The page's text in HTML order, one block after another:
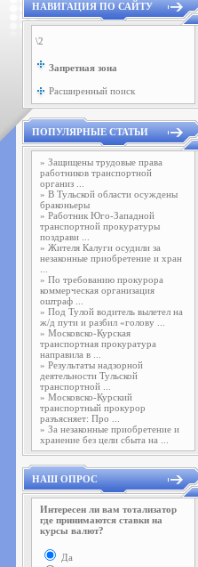
НАВИГАЦИЯ ПО САЙТУ
\2
Запретная зона
Расширенный поиск
ПОПУЛЯРНЫЕ СТАТЬИ
» Защищены трудовые права
работников транспортной
организ ...
» В Тульской области осуждены
браконьеры
» Работник Юго-Западной
транспортной прокуратуры
поздрави ...
» Жителя Калуги осудили за
незаконные приобретение и хран
» По требованию прокурора
коммерческая организация
оштраф ...
» Под Тулой водитель вылетел на
ж/д пути и разбил «голову ...
» Московско-Курская
транспортная прокуратура
направила в ...
» Результаты надзорной
деятельности Тульской
транспортной ...
» Московско-Курский
транспортный прокурор
разъясняет: Про ...
» За незаконные приобретение и
хранение без цели сбыта на ...
НАШ ОПРОС
Интересен ли вам тотализатор
где принимаются ставки на
курсы валют?
Да